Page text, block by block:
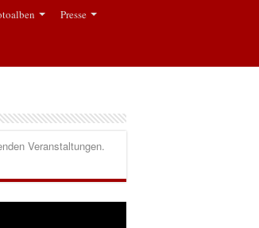
Presse
Veranstaltungen.